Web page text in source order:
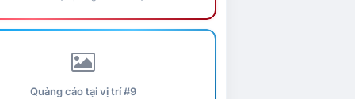
Quảng cáo tại vị trí #9